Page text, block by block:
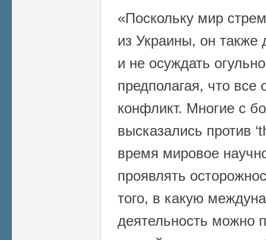
«Поскольку мир
из Украины, он также
и не осуждать
предполагая, что все
конфликт. Многие с
высказались против
время мировое
проявлять
того, в какую
деятельность можно